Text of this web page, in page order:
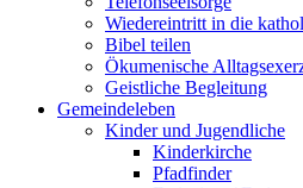
Wiedereintritt in die
Bibel teilen
Ökumenische
Geistliche Begleitung
Gemeindeleben
Kinder und Jugendliche
Kinderkirche
Pfadfinder